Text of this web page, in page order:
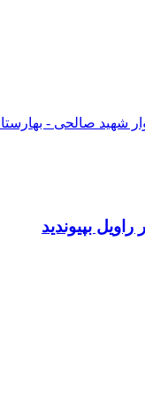
صالحی - بهارستان 5